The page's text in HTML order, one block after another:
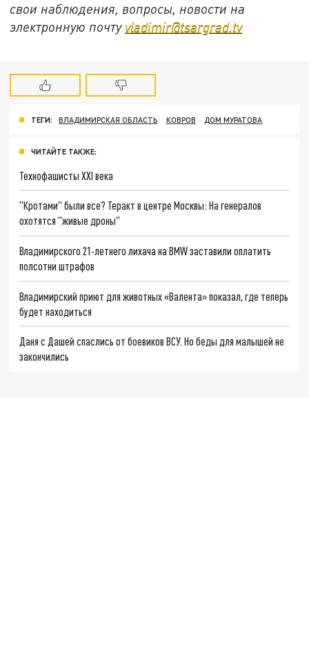
свои наблюдения, вопросы, новости на
электронную почту vladimir@tsargrad.tv
ТЕГИ: ВЛАДИМИРСКАЯ ОБЛАСТЬ КОВРОВ ДОМ МУРАТОВА
ЧИТАЙТЕ ТАКЖЕ:
Технофашисты XXI века
"Кротами" были все? Теракт в центре Москвы: На генералов
охотятся "живые дроны"
Владимирского 21-летнего лихача на BMW заставили оплатить
полсотни штрафов
Владимирский приют для животных «Валента» показал, где теперь
будет находиться
Даня с Дашей спаслись от боевиков ВСУ. Но беды для малышей не
закончились